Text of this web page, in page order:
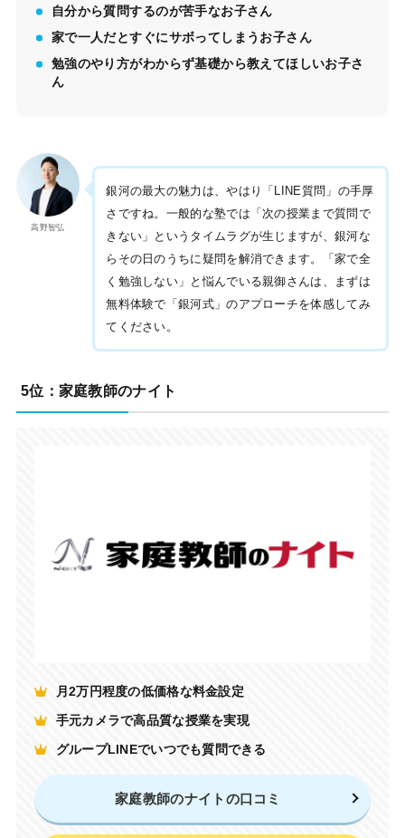
自分から質問するのが苦手なお子さん
家で一人だとすぐにサボってしまうお子さん
勉強のやり方がわからず基礎から教えてほしいお子さ
ん
高野智弘
銀河の最大の魅力は、やはり「LINE質問」の手厚
さですね。一般的な塾では「次の授業まで質問で
きない」というタイムラグが生じますが、銀河な
らその日のうちに疑問を解消できます。「家で全
く勉強しない」と悩んでいる親御さんは、まずは
無料体験で「銀河式」のアプローチを体感してみ
てください。
5位：家庭教師のナイト
月2万円程度の低価格な料金設定
手元カメラで高品質な授業を実現
グループLINEでいつでも質問できる
家庭教師のナイトの口コミ